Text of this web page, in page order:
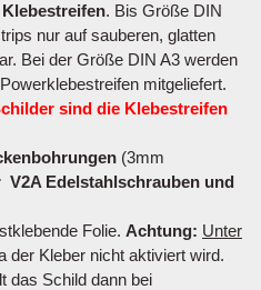
. Bis Größe DIN
nur auf sauberen, glatten
Bei der Größe DIN A3 werden
mitgeliefert.
sind die Klebestreifen
(3mm
V2A Edelstahlschrauben und
Folie. Achtung: Unter
der Kleber nicht aktiviert wird.
das Schild dann bei